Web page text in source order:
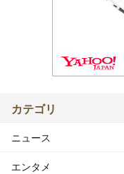
カテゴリ
ニュース
エンタメ